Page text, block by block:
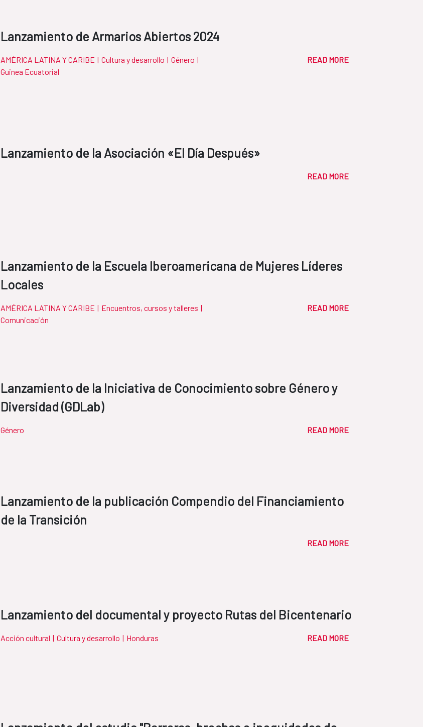
Lanzamiento de Armarios Abiertos 2024
AMÉRICA LATINA Y CARIBE | Cultura y desarrollo | Género |
Guinea Ecuatorial
READ MORE
Lanzamiento de la Asociación «El Día Después»
READ MORE
Lanzamiento de la Escuela Iberoamericana de Mujeres Líderes
Locales
AMÉRICA LATINA Y CARIBE | Encuentros, cursos y talleres |
Comunicación
READ MORE
Lanzamiento de la Iniciativa de Conocimiento sobre Género y
Diversidad (GDLab)
Género READ MORE
Lanzamiento de la publicación Compendio del Financiamiento
de la Transición
READ MORE
Lanzamiento del documental y proyecto Rutas del Bicentenario
Acción cultural | Cultura y desarrollo | Honduras READ MORE